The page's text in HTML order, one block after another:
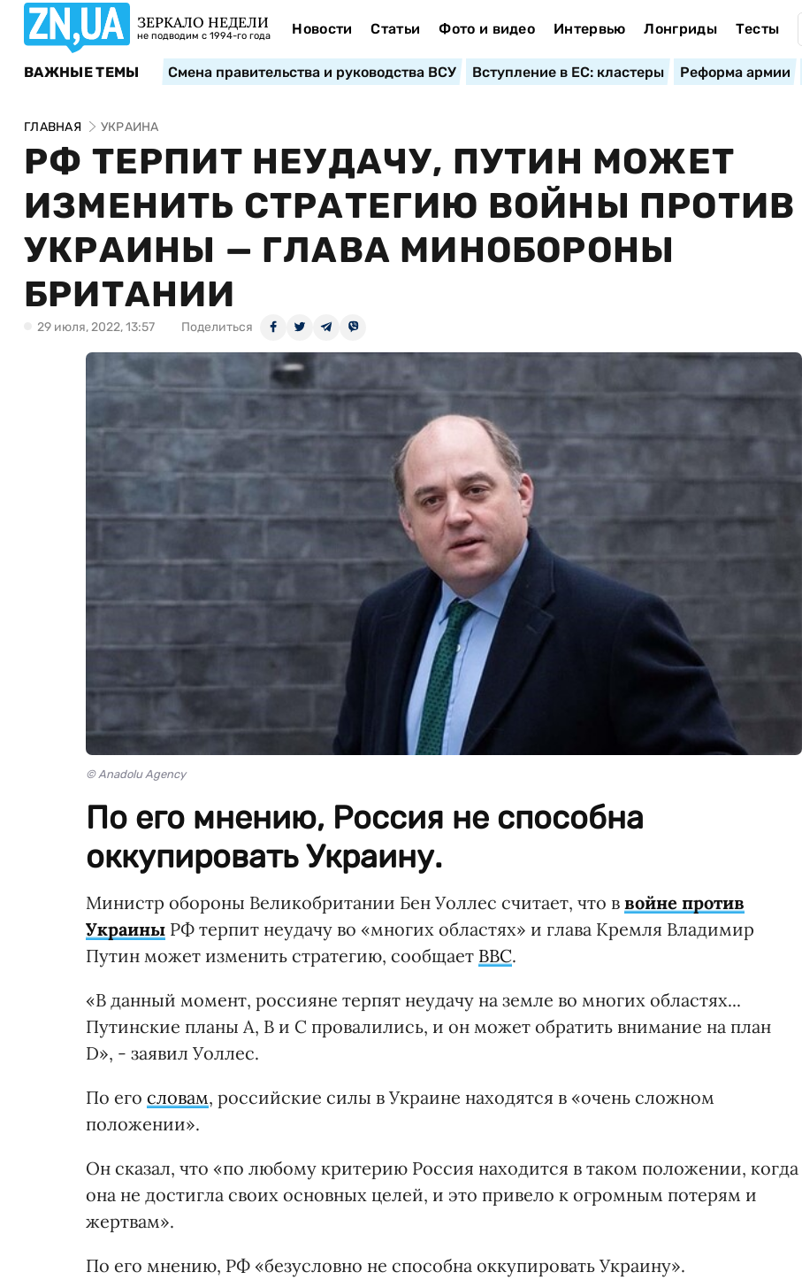
ЗЕРКАЛО НЕДЕЛИ
не подводим с 1994-го года Новости Статьи Фото и видео Интервью Лонгриды Тесты
ВАЖНЫЕ ТЕМЫ Смена правительства и руководства ВСУ Вступление в ЕС: кластеры Реформа армии
ГЛАВНАЯ УКРАИНА
РФ ТЕРПИТ НЕУДАЧУ, ПУТИН МОЖЕТ
ИЗМЕНИТЬ СТРАТЕГИЮ ВОЙНЫ ПРОТИВ
УКРАИНЫ — ГЛАВА МИНОБОРОНЫ
БРИТАНИИ
29 июля, 2022, 13:57 Поделиться
© Anadolu Agency
По его мнению, Россия не способна
оккупировать Украину.
Министр обороны Великобритании Бен Уоллес считает, что в войне против
Украины РФ терпит неудачу во «многих областях» и глава Кремля Владимир
Путин может изменить стратегию, сообщает BBC.
«В данный момент, россияне терпят неудачу на земле во многих областях...
Путинские планы А, B и С провалились, и он может обратить внимание на план
D», - заявил Уоллес.
По его словам, российские силы в Украине находятся в «очень сложном
положении».
Он сказал, что «по любому критерию Россия находится в таком положении, когда
она не достигла своих основных целей, и это привело к огромным потерям и
жертвам».
По его мнению, РФ «безусловно не способна оккупировать Украину».